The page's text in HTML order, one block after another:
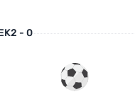
2 - 0
Mål